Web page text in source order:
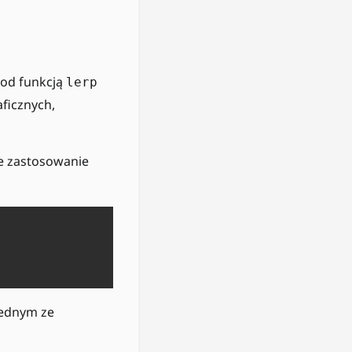
funkcją lerp
zastosowanie
ze